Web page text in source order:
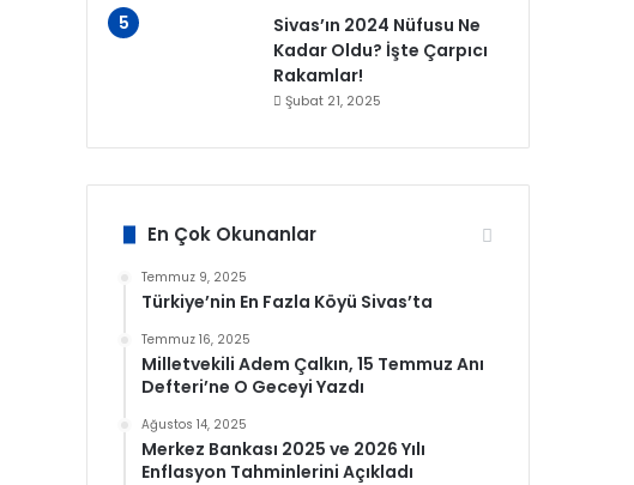
Sivas’ın 2024 Nüfusu Ne
Kadar Oldu? İşte Çarpıcı
Rakamlar!
Şubat 21, 2025
En Çok Okunanlar
Temmuz 9, 2025
Türkiye’nin En Fazla Köyü Sivas’ta
Temmuz 16, 2025
Milletvekili Adem Çalkın, 15 Temmuz Anı
Defteri’ne O Geceyi Yazdı
Ağustos 14, 2025
Merkez Bankası 2025 ve 2026 Yılı
Enflasyon Tahminlerini Açıkladı